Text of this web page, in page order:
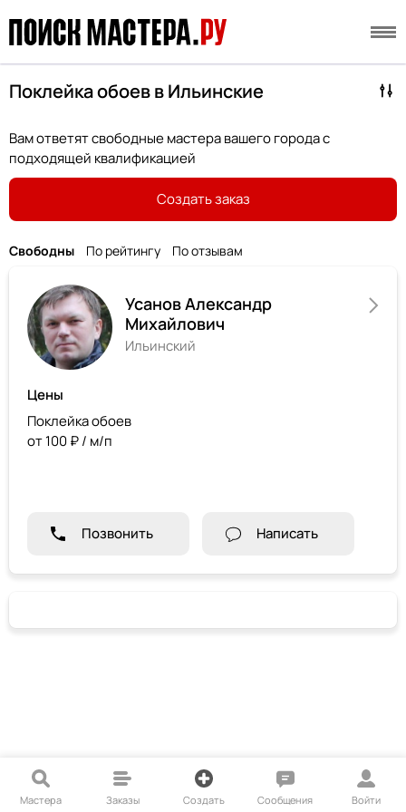
Поклейка обоев в Ильинские
Вам ответят свободные мастера вашего города с
подходящей квалификацией
Создать заказ
Свободны По рейтингу По отзывам
Усанов Александр
Михайлович
Ильинский
Цены
Поклейка обоев
от 100 ₽ / м/п
Позвонить Написать
Мастера Заказы Создать Сообщения Войти